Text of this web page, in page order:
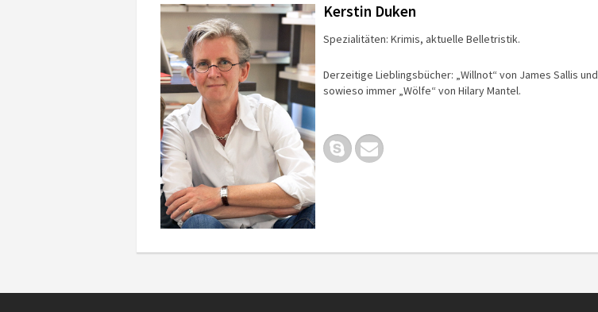
Kerstin Duken
Spezialitäten: Krimis, aktuelle Belletristik.
Derzeitige Lieblingsbücher: „Willnot“ von James Sallis und
sowieso immer „Wölfe“ von Hilary Mantel.